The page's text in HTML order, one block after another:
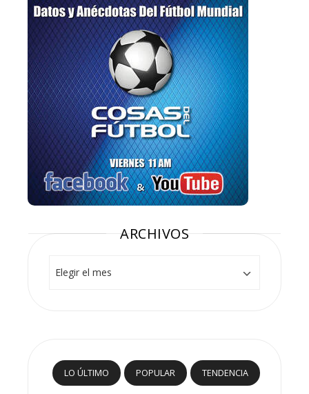
ARCHIVOS
LO ÚLTIMO POPULAR TENDENCIA